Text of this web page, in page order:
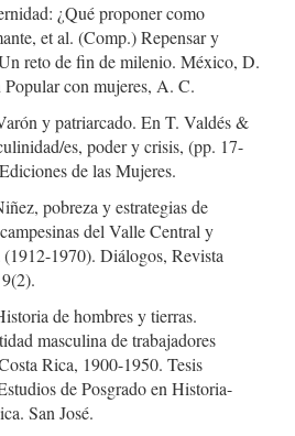
¿Qué proponer como
et al. (Comp.) Repensar y
reto de fin de milenio. México, D.
con mujeres, A. C.
y patriarcado. En T. Valdés &
es, poder y crisis, (pp. 17-
de las Mujeres.
pobreza y estrategias de
del Valle Central y
(1912-1970). Diálogos, Revista
de hombres y tierras.
masculina de trabajadores
Rica, 1900-1950. Tesis
de Posgrado en Historia-
San José.